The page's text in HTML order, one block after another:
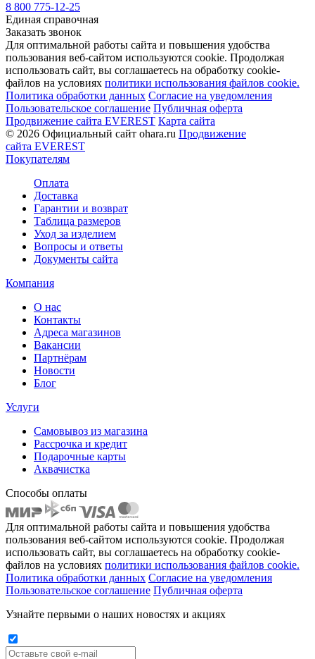
8 800 775-12-25
Единая справочная
Заказать звонок
Для оптимальной работы сайта и повышения удобства
пользования веб-сайтом используются cookie. Продолжая
использовать сайт, вы соглашаетесь на обработку cookie-
файлов на условиях политики использования файлов cookie.
Политика обработки данных Согласие на уведомления
Пользовательское соглашение Публичная оферта
Продвижение сайта EVEREST Карта сайта
© 2026 Официальный сайт ohara.ru Продвижение
сайта EVEREST
Покупателям
Оплата
Доставка
Гарантии и возврат
Таблица размеров
Уход за изделием
Вопросы и ответы
Документы сайта
Компания
О нас
Контакты
Адреса магазинов
Вакансии
Партнёрам
Новости
Блог
Услуги
Самовывоз из магазина
Рассрочка и кредит
Подарочные карты
Аквачистка
Способы оплаты
Для оптимальной работы сайта и повышения удобства
пользования веб-сайтом используются cookie. Продолжая
использовать сайт, вы соглашаетесь на обработку cookie-
файлов на условиях политики использования файлов cookie.
Политика обработки данных Согласие на уведомления
Пользовательское соглашение Публичная оферта
Узнайте первыми о наших новостях и акциях